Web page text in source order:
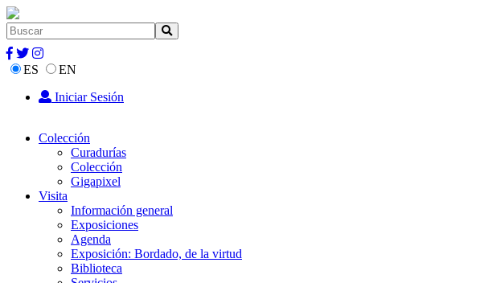
ES
EN
Iniciar Sesión
Colección
Curadurías
Colección
Gigapixel
Visita
Información general
Exposiciones
Agenda
Exposición: Bordado, de la virtud
Biblioteca